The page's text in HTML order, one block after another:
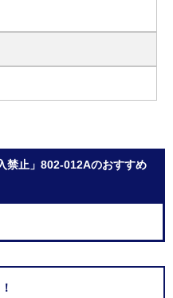
禁止」802-012Aのおすすめ